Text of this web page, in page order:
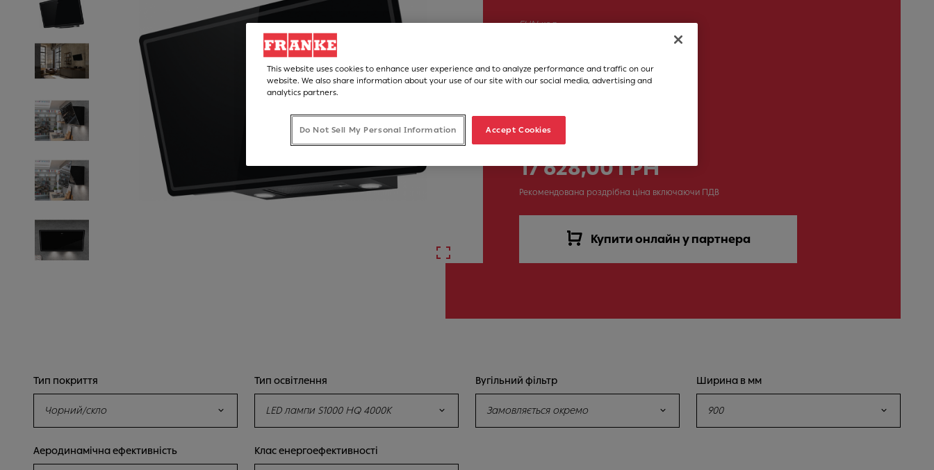
FUN код
17 628,00 ГРН
Рекомендована роздрібна ціна включаючи ПДВ
Купити онлайн у партнера
Тип покриття
Чорний/скло
Тип освітлення
LED лампи S1000 HQ 4000K
Вугільний фільтр
Замовляється окремо
Ширина в мм
900
Аеродинамічна ефективність Клас енергоефективності
This website uses cookies to enhance user experience and to analyze performance and traffic on our
website. We also share information about your use of our site with our social media, advertising and
analytics partners.
Do Not Sell My Personal Information Accept Cookies